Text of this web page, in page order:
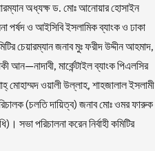
অধ্যক্ষ ড. মোঃ আনোয়ার হোসাইন
পর্ষদ ও আইসিবি ইসলামিক ব্যাংক ও ঢাকা
চেয়ারম্যান জনাব মুঃ ফরীদ উদ্দীন আহমাদ,
আন—নাদাবী, মার্কেন্টাইল ব্যাংক পিএলসির
মোহাম্মদ ওয়ালী উল্লাহ, শাহজালাল ইসলামী
(চলতি দায়িত্ব) জনাব মোঃ ওমর ফারুক
সভা পরিচালনা করেন নির্বাহী কমিটির